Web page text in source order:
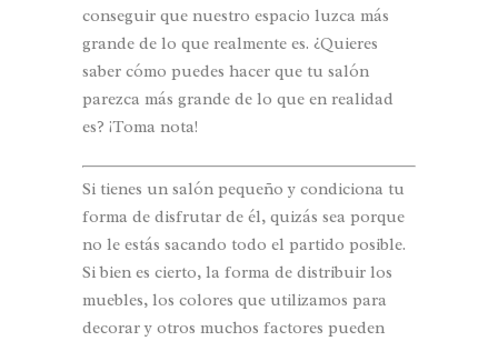
conseguir que nuestro espacio luzca más
grande de lo que realmente es. ¿Quieres
saber cómo puedes hacer que tu salón
parezca más grande de lo que en realidad
es? ¡Toma nota!
Si tienes un salón pequeño y condiciona tu
forma de disfrutar de él, quizás sea porque
no le estás sacando todo el partido posible.
Si bien es cierto, la forma de distribuir los
muebles, los colores que utilizamos para
decorar y otros muchos factores pueden